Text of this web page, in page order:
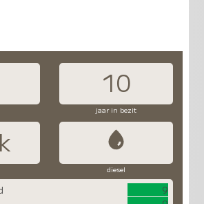
10
jaar in bezit
diesel
9